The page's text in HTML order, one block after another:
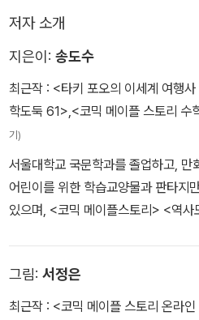
저자 소개
지은이: 송도수
최근작 : <타키 포오의 이세계 여행
학도둑 61>,<코믹 메이플 스토리 수
기)
서울대학교 국문학과를 졸업하고, 만
어린이를 위한 학습교양물과 판타지
있으며, <코믹 메이플스토리> <역
그림: 서정은
최근작 : <코믹 메이플 스토리 온라